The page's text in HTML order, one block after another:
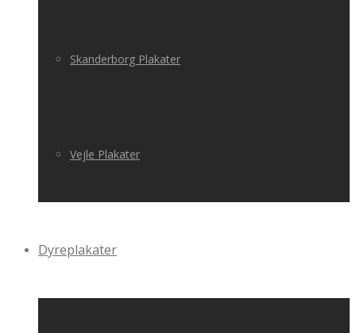
Skanderborg Plakater
Vejle Plakater
Dyreplakater